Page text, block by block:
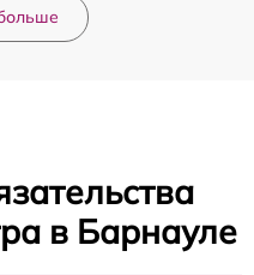
в Барнауле